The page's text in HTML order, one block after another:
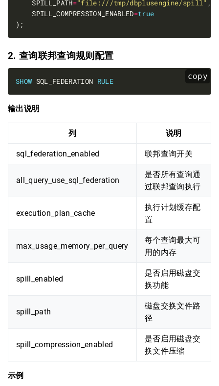
    SPILL_PATH
="file:///tmp/dbplusengine/spill"
    SPILL_COMPRESSION_ENABLED
=true
2. 查询联邦查询规则配置
copy
SHOW SQL_FEDERATION RULE
输出说明
列 说明
sql_federation_enabled 联邦查询开关
all_query_use_sql_federation
是否所有查询通
过联邦查询执行
execution_plan_cache
执行计划缓存配
置
max_usage_memory_per_query
每个查询最大可
用的内存
spill_enabled
是否启用磁盘交
换功能
spill_path
磁盘交换文件路
径
spill_compression_enabled
是否启用磁盘交
换文件压缩
示例